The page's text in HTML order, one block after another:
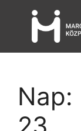
Nap: